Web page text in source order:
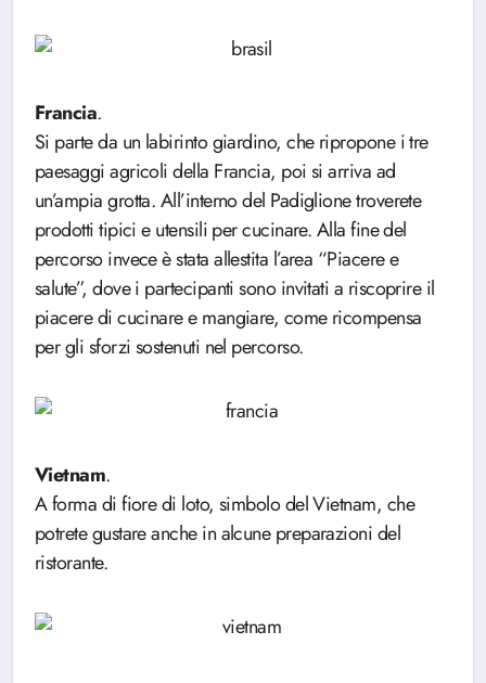
Francia.
Si parte da un labirinto giardino, che ripropone i tre
paesaggi agricoli della Francia, poi si arriva ad
un’ampia grotta. All’interno del Padiglione troverete
prodotti tipici e utensili per cucinare. Alla fine del
percorso invece è stata allestita l’area “Piacere e
salute”, dove i partecipanti sono invitati a riscoprire il
piacere di cucinare e mangiare, come ricompensa
per gli sforzi sostenuti nel percorso.
Vietnam.
A forma di fiore di loto, simbolo del Vietnam, che
potrete gustare anche in alcune preparazioni del
ristorante.